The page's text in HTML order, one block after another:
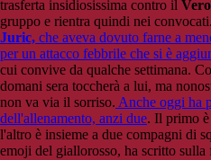
trasferta insidiosissima contro il
gruppo e rientra quindi nei convocati.
Juric, che aveva dovuto farne a
per un attacco febbrile che si è
cui convive da qualche settimana.
domani sera toccherà a lui, ma
non va via il sorriso. Anche oggi ha
dell'allenamento, anzi due. Il primo
l'altro è insieme a due compagni di
emoji del giallorosso, ha scritto sulla